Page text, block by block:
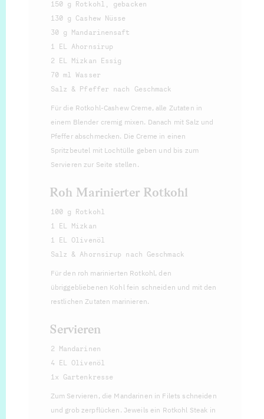
150 g Rotkohl, gebacken
130 g Cashew Nüsse
30 g Mandarinensaft
1 EL Ahornsirup
2 EL Mizkan Essig
70 ml Wasser
Salz & Pfeffer nach Geschmack
Für die Rotkohl-Cashew Creme, alle Zutaten in
einem Blender cremig mixen. Danach mit Salz und
Pfeffer abschmecken. Die Creme in einen
Spritzbeutel mit Lochtülle geben und bis zum
Servieren zur Seite stellen.
Roh Marinierter Rotkohl
100 g Rotkohl
1 EL Mizkan
1 EL Olivenöl
Salz & Ahornsirup nach Geschmack
Für den roh marinierten Rotkohl, den
übriggebliebenen Kohl fein schneiden und mit den
restlichen Zutaten marinieren.
Servieren
2 Mandarinen
4 EL Olivenöl
1x Gartenkresse
Zum Servieren, die Mandarinen in Filets schneiden
und grob zerpflücken. Jeweils ein Rotkohl Steak in